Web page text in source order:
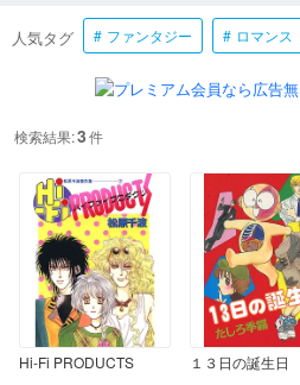
人気タグ ファンタジー ロマンス
検索結果:3件
Hi-Fi PRODUCTS １３日の誕生日